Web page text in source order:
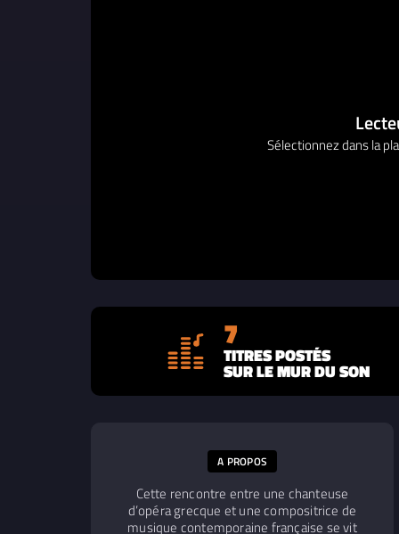
Sélectionnez dans la
7
TITRES POSTÉS
SUR LE MUR DU SON
A PROPOS
Cette rencontre entre une chanteuse
d’opéra grecque et une compositrice de
musique contemporaine française se vit